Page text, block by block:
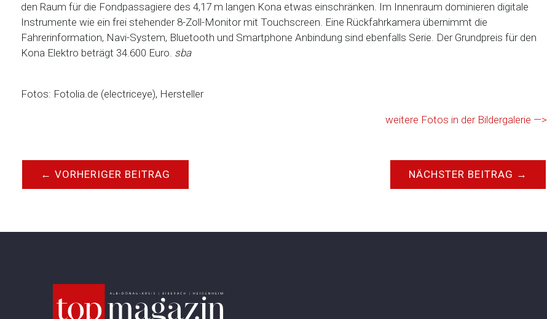
den Raum für die Fondpassagiere des 4,17 m langen Kona etwas einschränken. Im Innenraum dominieren digitale
Instrumente wie ein frei stehender 8-Zoll-Monitor mit Touchscreen. Eine Rückfahrkamera übernimmt die
Fahrerinformation, Navi-System, Bluetooth und Smartphone Anbindung sind ebenfalls Serie. Der Grundpreis für den
Kona Elektro beträgt 34.600 Euro. sba
Fotos: Fotolia.de (electriceye), Hersteller
weitere Fotos in der Bildergalerie —>
← VORHERIGER BEITRAG NÄCHSTER BEITRAG →